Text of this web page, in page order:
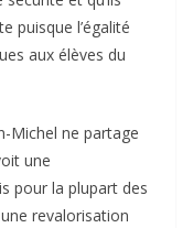
puisque l’égalité
aux élèves du
Michel ne partage
une
pour la plupart des
une revalorisation